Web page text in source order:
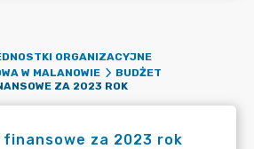
ORGANIZACYJNE
W MALANOWIE
BUDŻET
ZA 2023 ROK
za 2023 rok